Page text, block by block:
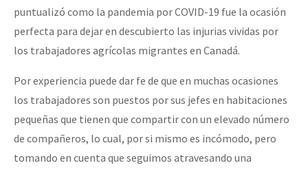
puntualizó como la pandemia por COVID-19 fue la ocasión
perfecta para dejar en descubierto las injurias vividas por
los trabajadores agrícolas migrantes en Canadá.
Por experiencia puede dar fe de que en muchas ocasiones
los trabajadores son puestos por sus jefes en habitaciones
pequeñas que tienen que compartir con un elevado número
de compañeros, lo cual, por si mismo es incómodo, pero
tomando en cuenta que seguimos atravesando una